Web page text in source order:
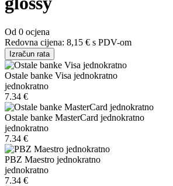
Od 0 ocjena
Redovna cijena: 8,15 € s PDV-om
Izračun rata
Ostale banke Visa jednokratno
jednokratno
7.34 €
Ostale banke MasterCard jednokratno
jednokratno
7.34 €
PBZ Maestro jednokratno
jednokratno
7.34 €